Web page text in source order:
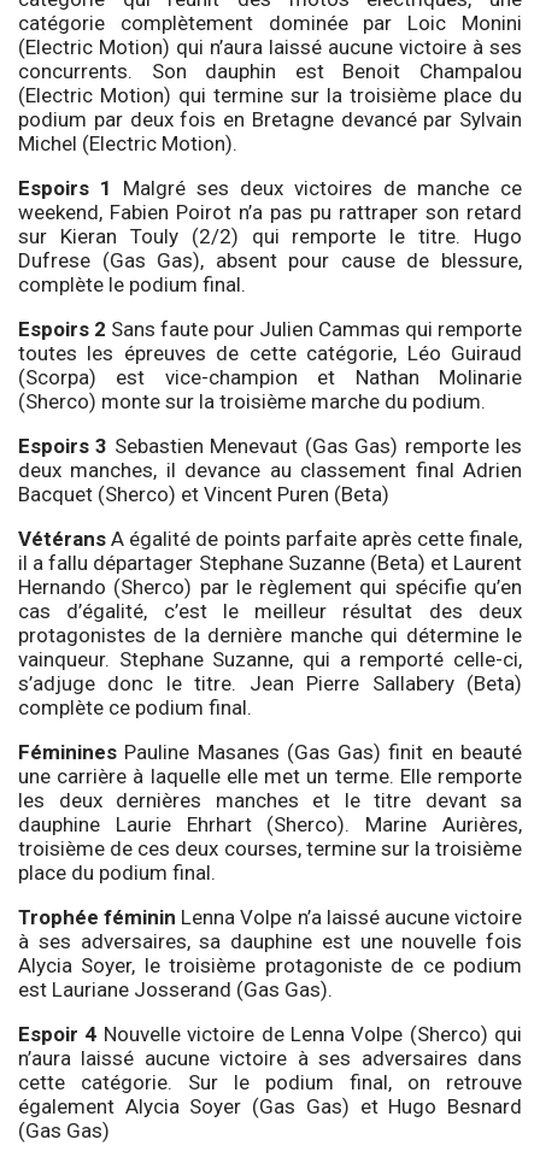
catégorie complètement dominée par Loic Monini
(Electric Motion) qui n’aura laissé aucune victoire à ses
concurrents. Son dauphin est Benoit Champalou
(Electric Motion) qui termine sur la troisième place du
podium par deux fois en Bretagne devancé par Sylvain
Michel (Electric Motion).
Espoirs 1 Malgré ses deux victoires de manche ce
weekend, Fabien Poirot n’a pas pu rattraper son retard
sur Kieran Touly (2/2) qui remporte le titre. Hugo
Dufrese (Gas Gas), absent pour cause de blessure,
complète le podium final.
Espoirs 2 Sans faute pour Julien Cammas qui remporte
toutes les épreuves de cette catégorie, Léo Guiraud
(Scorpa) est vice-champion et Nathan Molinarie
(Sherco) monte sur la troisième marche du podium.
Espoirs 3 Sebastien Menevaut (Gas Gas) remporte les
deux manches, il devance au classement final Adrien
Bacquet (Sherco) et Vincent Puren (Beta)
Vétérans A égalité de points parfaite après cette finale,
il a fallu départager Stephane Suzanne (Beta) et Laurent
Hernando (Sherco) par le règlement qui spécifie qu’en
cas d’égalité, c’est le meilleur résultat des deux
protagonistes de la dernière manche qui détermine le
vainqueur. Stephane Suzanne, qui a remporté celle-ci,
s’adjuge donc le titre. Jean Pierre Sallabery (Beta)
complète ce podium final.
Féminines Pauline Masanes (Gas Gas) finit en beauté
une carrière à laquelle elle met un terme. Elle remporte
les deux dernières manches et le titre devant sa
dauphine Laurie Ehrhart (Sherco). Marine Aurières,
troisième de ces deux courses, termine sur la troisième
place du podium final.
Trophée féminin Lenna Volpe n’a laissé aucune victoire
à ses adversaires, sa dauphine est une nouvelle fois
Alycia Soyer, le troisième protagoniste de ce podium
est Lauriane Josserand (Gas Gas).
Espoir 4 Nouvelle victoire de Lenna Volpe (Sherco) qui
n’aura laissé aucune victoire à ses adversaires dans
cette catégorie. Sur le podium final, on retrouve
également Alycia Soyer (Gas Gas) et Hugo Besnard
(Gas Gas)